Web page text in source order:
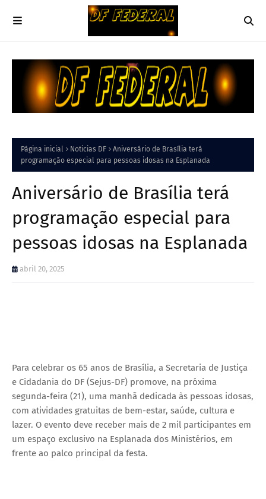
Página inicial Noticias DF
Aniversário de Brasília terá
programação especial para pessoas idosas na Esplanada
Aniversário de Brasília terá
programação especial para
pessoas idosas na Esplanada
abril 20, 2025
Para celebrar os 65 anos de Brasília, a Secretaria de Justiça
e Cidadania do DF (Sejus-DF) promove, na próxima
segunda-feira (21), uma manhã dedicada às pessoas idosas,
com atividades gratuitas de bem-estar, saúde, cultura e
lazer. O evento deve receber mais de 2 mil participantes em
um espaço exclusivo na Esplanada dos Ministérios, em
frente ao palco principal da festa.